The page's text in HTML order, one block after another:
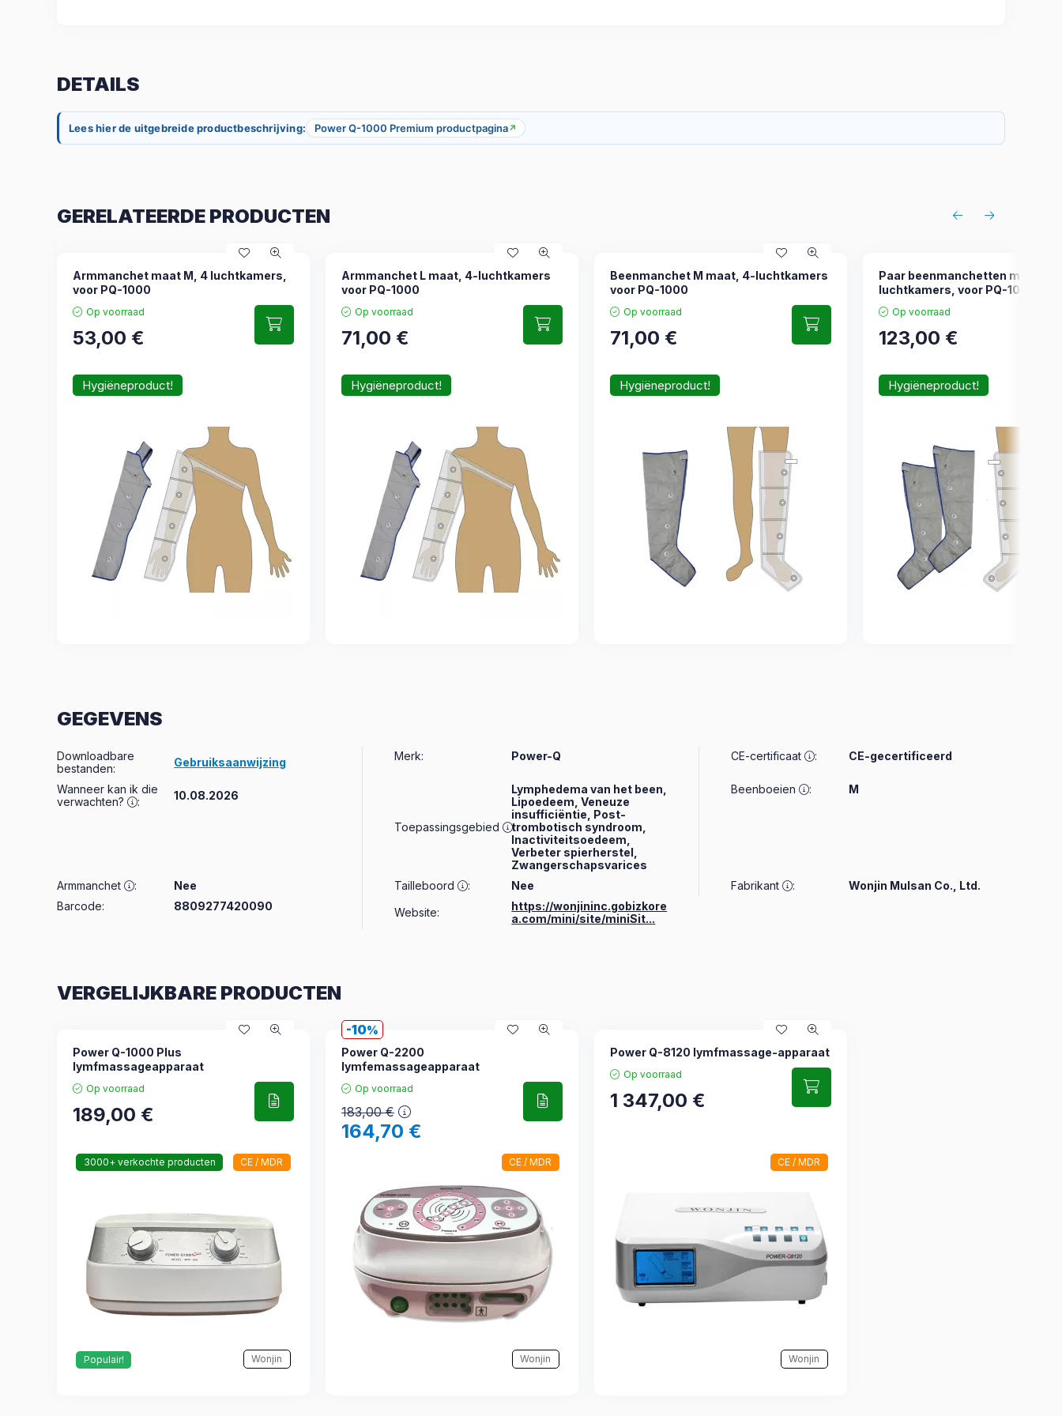
GERELATEERDE PRODUCTEN
Armmanchet maat M, 4 luchtkamers,
voor PQ-1000
Op voorraad
53,00 €
Hygiëneproduct!
Armmanchet L maat, 4-luchtkamers
voor PQ-1000
Op voorraad
71,00 €
Hygiëneproduct!
Beenmanchet M maat, 4-luchtkamers
voor PQ-1000
Op voorraad
71,00 €
Hygiëneproduct!
Paar beenmanchetten maat M,
luchtkamers, voor PQ-1000
Op voorraad
123,00 €
Hygiëneproduct!
DETAILS
Lees hier de uitgebreide productbeschrijving: Power Q-1000 Premium productpagina↗
GEGEVENS
Downloadbare
bestanden: Gebruiksaanwijzing Merk: Power-Q CE-certificaat : CE-gecertificeerd
Wanneer kan ik die
verwachten?
: 10.08.2026
Toepassingsgebied :
Lymphedema van het been,
Lipoedeem, Veneuze
insufficiëntie, Post-
trombotisch syndroom,
Inactiviteitsoedeem,
Verbeter spierherstel,
Zwangerschapsvarices
Beenboeien : M
Armmanchet : Nee Tailleboord : Nee Fabrikant :
Wonjin Mulsan Co., Ltd.
Barcode:
8809277420090 Website:
https://wonjininc.gobizkore
a.com/mini/site/miniSit...
VERGELIJKBARE PRODUCTEN
Power Q-1000 Plus
lymfmassageapparaat
Op voorraad
189,00 €
3000+ verkochte producten CE / MDR
Populair! Wonjin
10
Power Q-2200
lymfemassageapparaat
Op voorraad
183,00€
164,70 €
CE / MDR
Wonjin
Power Q-8120 lymfmassage-apparaat
Op voorraad
1 347,00 €
CE / MDR
Wonjin